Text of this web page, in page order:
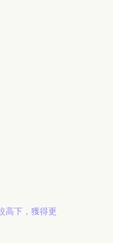
高下，獲得更